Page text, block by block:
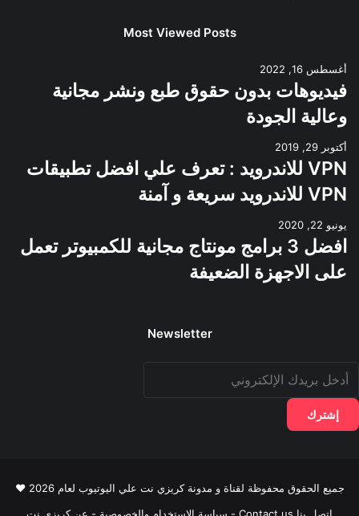
Most Viewed Posts
أغسطس 16, 2022
فيديوهات بدون حقوق طبع ونشر مجانية
وعالية الجودة
أكتوبر 29, 2019
VPN للاندرويد : تعرف علي افضل تطبيقات
VPN للاندرويد سريعة و آمنة
يونيو 22, 2020
افضل 3 برامج مونتاج مجانية للكمبيوتر تعمل
على الاجهزة الضعيفة
Newsletter
أدخل
بريدك
الإلكتروني
جميع الحقوق محفوظة لقناة و مدونة كريزي نت علي اليوتيوب لعام 2026 ♥